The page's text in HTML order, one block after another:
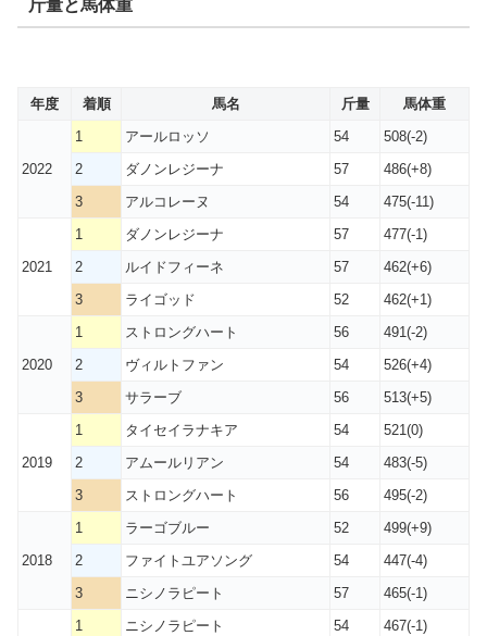
斤量と馬体重
年度 着順 馬名 斤量 馬体重
2022
1 アールロッソ 54
508(-2)
2
ダノンレジーナ 57
486(+8)
3
アルコレーヌ 54 475(-11)
2021
1 ダノンレジーナ 57
477(-1)
2
ルイドフィーネ 57
462(+6)
3
ライゴッド 52 462(+1)
2020
1 ストロングハート 56
491(-2)
2
ヴィルトファン 54
526(+4)
3
サラーブ 56 513(+5)
2019
1 タイセイラナキア 54
521(0)
2
アムールリアン 54
483(-5)
3
ストロングハート 56 495(-2)
2018
1 ラーゴブルー 52
499(+9)
2
ファイトユアソング 54
447(-4)
3
ニシノラピート 57 465(-1)
1 ニシノラピート 54
467(-1)